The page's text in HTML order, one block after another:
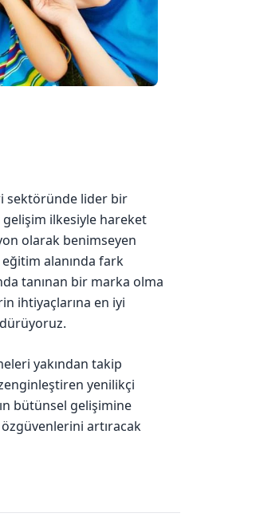
sektöründe lider bir
ilkesiyle hareket
olarak benimseyen
alanında fark
tanınan bir marka olma
ihtiyaçlarına en iyi
yakından takip
yenilikçi
bütünsel gelişimine
özgüvenlerini artıracak